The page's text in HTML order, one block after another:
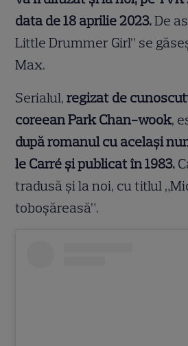
data de 18 aprilie 2023.De
Little Drummer Girl” se
Max.
Serialul,regizat de
coreean Park Chan-wook,
după romanul cu același
le Carré și publicat în 1983.
tradusă și la noi, cu titlul
toboșăreasă”.